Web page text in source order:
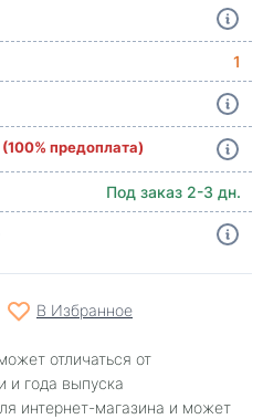
1
(100% предоплата)
Под заказ 2-3 дн.
В Избранное
отличаться от
и года выпуска
интернет-магазина и может